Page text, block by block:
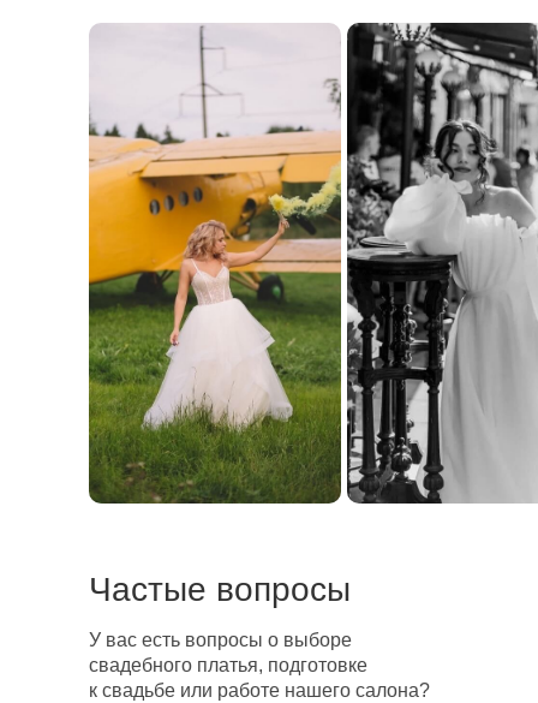
В нашем салоне
представлено более 1 000+
Загляните в нашу галерею реальных
свадебных фотосессий! Здесь собраны
трогательные и красивые моменты
Частые вопросы
У вас есть вопросы о выборе
свадебного платья, подготовке
к свадьбе или работе нашего салона?